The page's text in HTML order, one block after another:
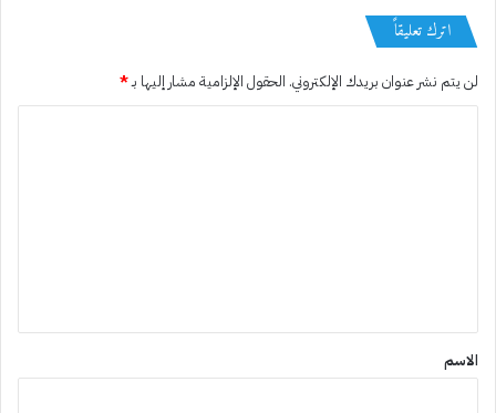
اترك تعليقاً
لن يتم نشر عنوان بريدك الإلكتروني. الحقول الإلزامية مشار إليها بـ*
*
الاسم